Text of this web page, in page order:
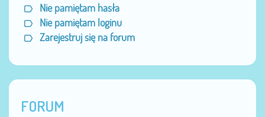
Nie pamiętam hasła
Nie pamiętam loginu
Zarejestruj się na forum
FORUM